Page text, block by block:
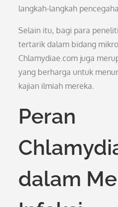
langkah-langkah
Selain itu, bagi para
tertarik dalam bidang
Chlamydiae.com juga
yang berharga untuk
kajian ilmiah mereka.
Peran
dalam